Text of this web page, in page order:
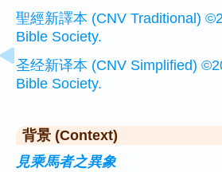
聖經新譯本 (CNV Traditional)
Bible Society.
圣经新译本 (CNV Simplified)
Bible Society.
背景 (Context)
見乘馬者之異象